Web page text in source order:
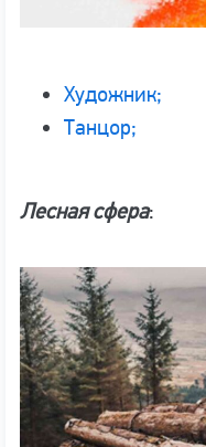
Художник;
Танцор;
Лесная сфера: